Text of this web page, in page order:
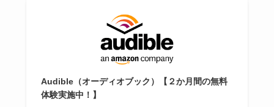
Audible（オーディオブック）【２か月間の無料
体験実施中！】